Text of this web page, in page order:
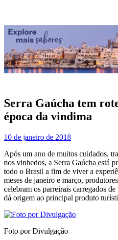
Serra Gaúcha tem
época da vindima
10 de janeiro de 2018
Após um ano de muitos cuidados,
nos vinhedos, a Serra Gaúcha está
todo o Brasil a fim de viver a
meses de janeiro e março,
celebram os parreirais carregados
dá origem ao principal produto
Foto por Divulgação